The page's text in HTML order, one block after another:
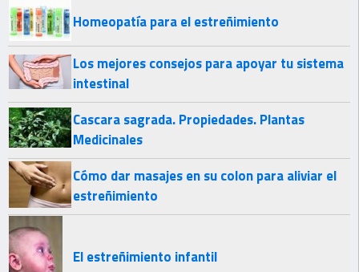
Homeopatía para el estreñimiento
Los mejores consejos para apoyar tu sistema
intestinal
Cascara sagrada. Propiedades. Plantas
Medicinales
Cómo dar masajes en su colon para aliviar el
estreñimiento
El estreñimiento infantil